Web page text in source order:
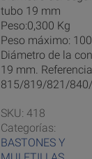
tubo 19 mm
Peso:0,300 Kg
Peso máximo:
Diámetro de la
19 mm.
815/819/821/
SKU: 418
Categorías:
BASTONES Y